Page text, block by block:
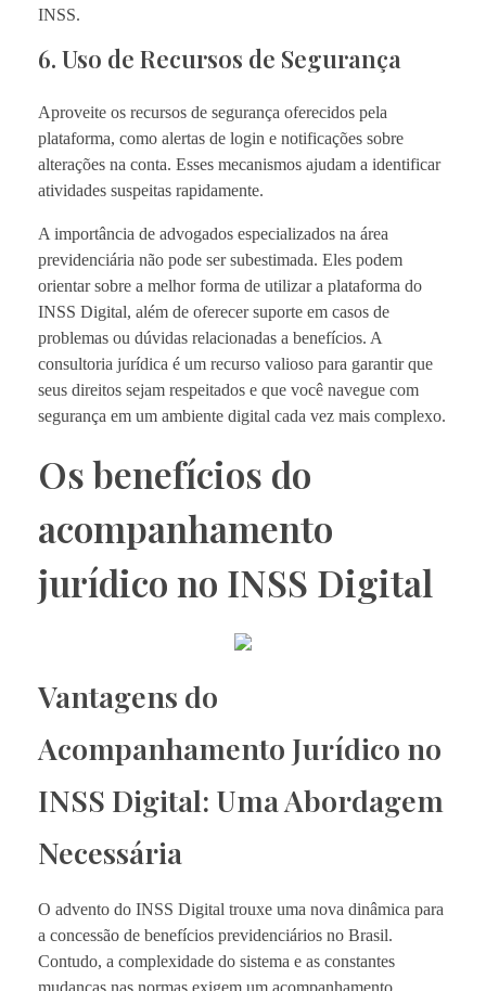
INSS.
6. Uso de Recursos de Segurança
Aproveite os recursos de segurança oferecidos pela
plataforma, como alertas de login e notificações sobre
alterações na conta. Esses mecanismos ajudam a identificar
atividades suspeitas rapidamente.
A importância de advogados especializados na área
previdenciária não pode ser subestimada. Eles podem
orientar sobre a melhor forma de utilizar a plataforma do
INSS Digital, além de oferecer suporte em casos de
problemas ou dúvidas relacionadas a benefícios. A
consultoria jurídica é um recurso valioso para garantir que
seus direitos sejam respeitados e que você navegue com
segurança em um ambiente digital cada vez mais complexo.
Os benefícios do
acompanhamento
jurídico no INSS Digital
Vantagens do
Acompanhamento Jurídico no
INSS Digital: Uma Abordagem
Necessária
O advento do INSS Digital trouxe uma nova dinâmica para
a concessão de benefícios previdenciários no Brasil.
Contudo, a complexidade do sistema e as constantes
mudanças nas normas exigem um acompanhamento